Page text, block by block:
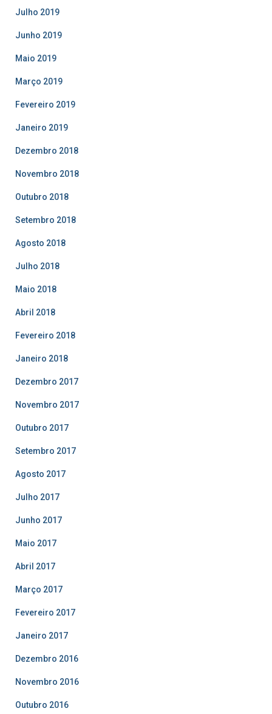
Julho 2019
Junho 2019
Maio 2019
Março 2019
Fevereiro 2019
Janeiro 2019
Dezembro 2018
Novembro 2018
Outubro 2018
Setembro 2018
Agosto 2018
Julho 2018
Maio 2018
Abril 2018
Fevereiro 2018
Janeiro 2018
Dezembro 2017
Novembro 2017
Outubro 2017
Setembro 2017
Agosto 2017
Julho 2017
Junho 2017
Maio 2017
Abril 2017
Março 2017
Fevereiro 2017
Janeiro 2017
Dezembro 2016
Novembro 2016
Outubro 2016